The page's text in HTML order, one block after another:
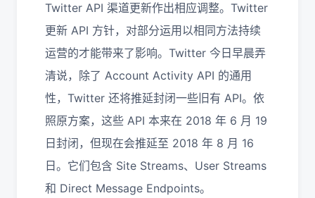
Twitter API 渠道更新作出相应调整。Twitter
更新 API 方针，对部分运用以相同方法持续
运营的才能带来了影响。Twitter 今日早晨弄
清说，除了 Account Activity API 的通用
性，Twitter 还将推延封闭一些旧有 API。依
照原方案，这些 API 本来在 2018 年 6 月 19
日封闭，但现在会推延至 2018 年 8 月 16
日。它们包含 Site Streams、User Streams
和 Direct Message Endpoints。